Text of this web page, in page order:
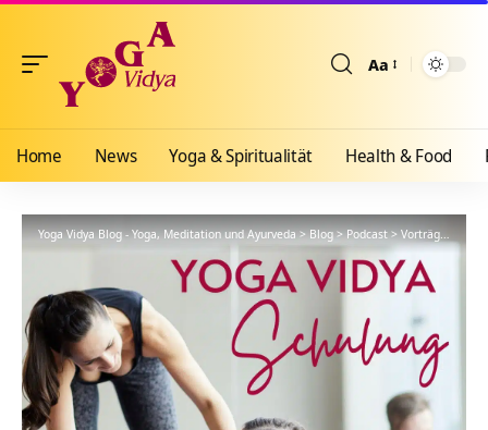
Aa
Home News Yoga & Spiritualität Health & Food
Yoga Vidya Blog - Yoga, Meditation und Ayurveda>Blog>Podcast>Vorträge >